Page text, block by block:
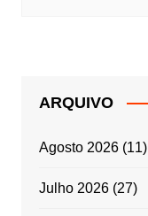
ARQUIVO
Agosto 2026(11)
Julho 2026(27)